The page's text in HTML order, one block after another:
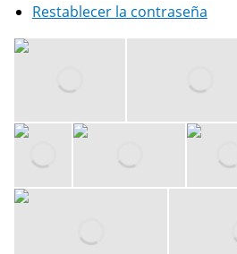
Restablecer la contraseña